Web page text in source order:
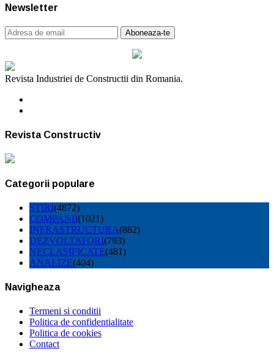
Newsletter
Revista Industriei de Constructii din Romania.
Revista Constructiv
Categorii populare
STIRI(4872)
COMPANII(1021)
INFRASTRUCTURA(882)
DEZVOLTATORI(793)
NECLASIFICATE(481)
ANALIZE(404)
Navigheaza
Termeni si conditii
Politica de confidentialitate
Politica de cookies
Contact